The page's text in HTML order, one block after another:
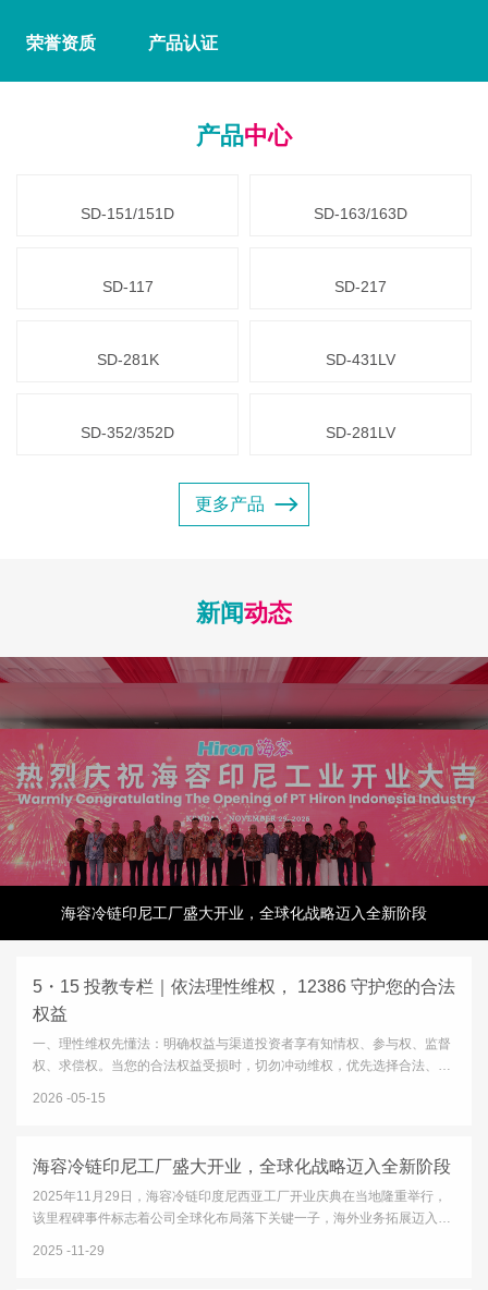
荣誉资质 产品认证
产品中心
SD-151/151D SD-163/163D
SD-117 SD-217
SD-281K SD-431LV
SD-352/352D SD-281LV
更多产品
新闻动态
海容冷链印尼工厂盛大开业，全球化战略迈入全新阶段
5・15 投教专栏｜依法理性维权， 12386 守护您的合法
权益
一、理性维权先懂法：明确权益与渠道投资者享有知情权、参与权、监督
权、求偿权。当您的合法权益受损时，切勿冲动维权，优先选择合法、正
2026 05-15
海容冷链印尼工厂盛大开业，全球化战略迈入全新阶段
2025年11月29日，海容冷链印度尼西亚工厂开业庆典在当地隆重举行，
该里程碑事件标志着公司全球化布局落下关键一子，海外业务拓展迈入全
2025 11-29